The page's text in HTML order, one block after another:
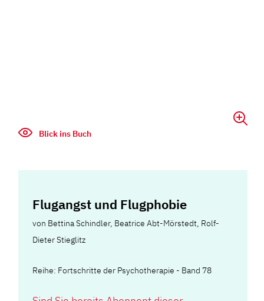
Blick ins Buch
Flugangst und Flugphobie
von Bettina Schindler, Beatrice Abt-Mörstedt, Rolf-
Dieter Stieglitz
Reihe: Fortschritte der Psychotherapie - Band 78